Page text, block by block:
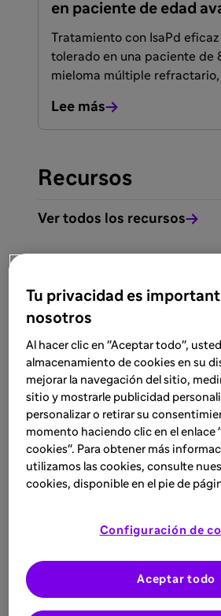
en paciente de edad
Tratamiento con IsaPd
tolerado en una paciente de
mieloma múltiple refractario,
más de 24 meses.
Lee más
Recursos
Ver todos los recursos
13 abr 2026
Calendario de dosis para
Sarclisa® en la
Sarclisa® + VRd en 1L
Consulta la pauta completa
decisiones terapéuticas.
Lee más
Tu privacidad es
nosotros
Al hacer clic en "Aceptar todo",
almacenamiento de cookies en su
mejorar la navegación del sitio,
sitio y mostrarle publicidad
personalizar o retirar su
momento haciendo clic en el
cookies". Para obtener más
utilizamos las cookies, consulte
cookies, disponible en el pie de
Configuración de
Aceptar todo